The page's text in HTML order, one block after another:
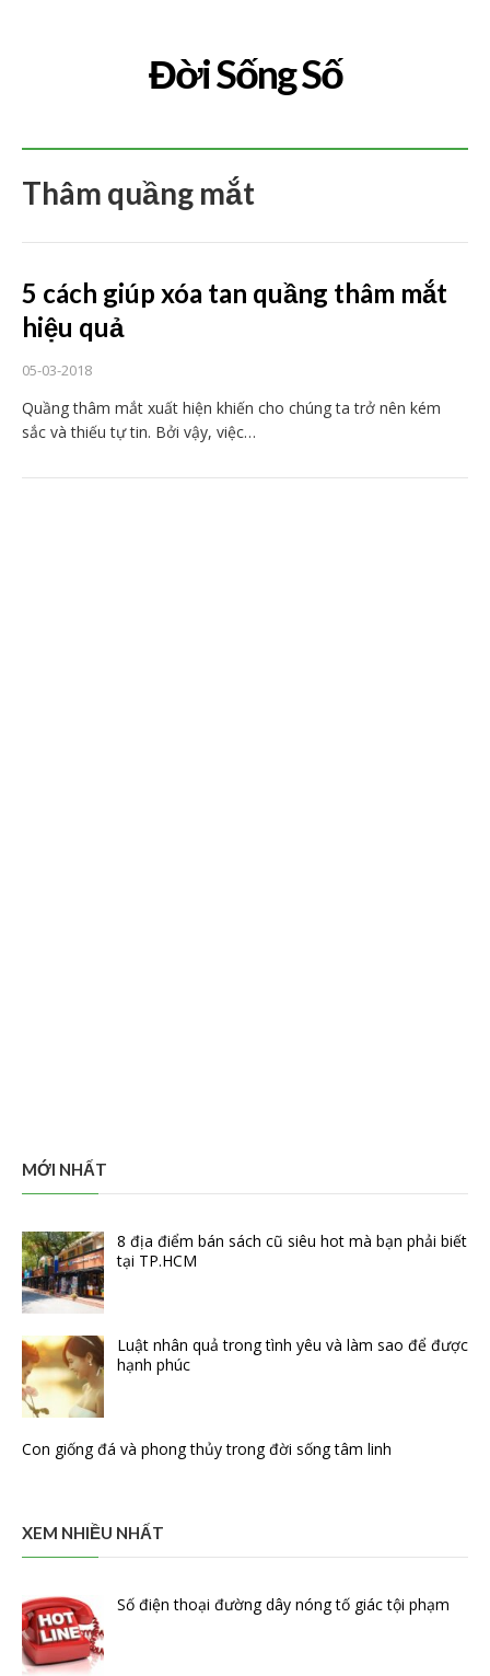
Đời Sống Số
Thâm quầng mắt
5 cách giúp xóa tan quầng thâm mắt
hiệu quả
05-03-2018
Quầng thâm mắt xuất hiện khiến cho chúng ta trở nên kém
sắc và thiếu tự tin. Bởi vậy, việc…
MỚI NHẤT
8 địa điểm bán sách cũ siêu hot mà bạn phải biết
tại TP.HCM
Luật nhân quả trong tình yêu và làm sao để được
hạnh phúc
Con giống đá và phong thủy trong đời sống tâm linh
XEM NHIỀU NHẤT
Số điện thoại đường dây nóng tố giác tội phạm